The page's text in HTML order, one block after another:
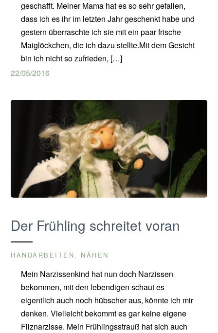
geschafft. Meiner Mama hat es so sehr gefallen,
dass ich es ihr im letzten Jahr geschenkt habe und
gestern überraschte ich sie mit ein paar frische
Maiglöckchen, die ich dazu stellte.Mit dem Gesicht
bin ich nicht so zufrieden, […]
22/05/2016
Der Frühling schreitet voran
HANDARBEITEN , NÄHEN
Mein Narzissenkind hat nun doch Narzissen
bekommen, mit den lebendigen schaut es
eigentlich auch noch hübscher aus, könnte ich mir
denken. Vielleicht bekommt es gar keine eigene
Filznarzisse. Mein Frühlingsstrauß hat sich auch